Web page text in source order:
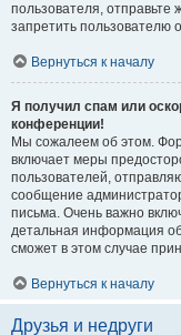
пользователя,
запретить пользователю
Вернуться к началу
Я получил спам или
конференции!
Мы сожалеем об этом.
включает меры
пользователей,
сообщение
письма. Очень важно
детальная информация
сможет в этом случае
Вернуться к началу
Друзья и недруги